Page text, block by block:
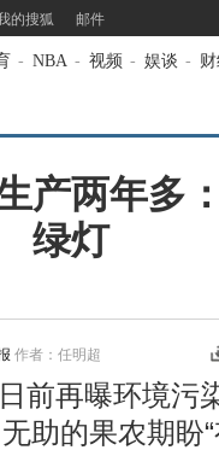
的搜狐 邮件
- NBA - 视频 - 娱谈 -
产两年多
绿灯
作者：任明超
再曝环境污
助的果农期盼